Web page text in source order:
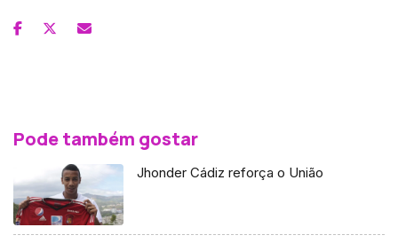
Pode também gostar
Jhonder Cádiz reforça o União